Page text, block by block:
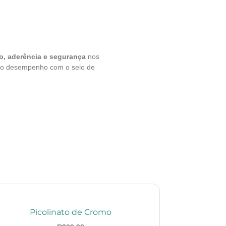
aderência e segurança nos
desempenho com o selo de
Picolinato de Cromo